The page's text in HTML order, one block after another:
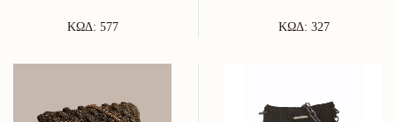
ΚΩΔ: 577 ΚΩΔ: 327